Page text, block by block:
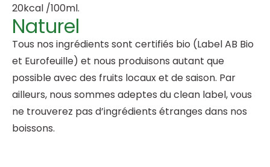
20kcal /100ml.
Naturel
Tous nos ingrédients sont certifiés bio (Label AB Bio
et Eurofeuille) et nous produisons autant que
possible avec des fruits locaux et de saison. Par
ailleurs, nous sommes adeptes du clean label, vous
ne trouverez pas d’ingrédients étranges dans nos
boissons.